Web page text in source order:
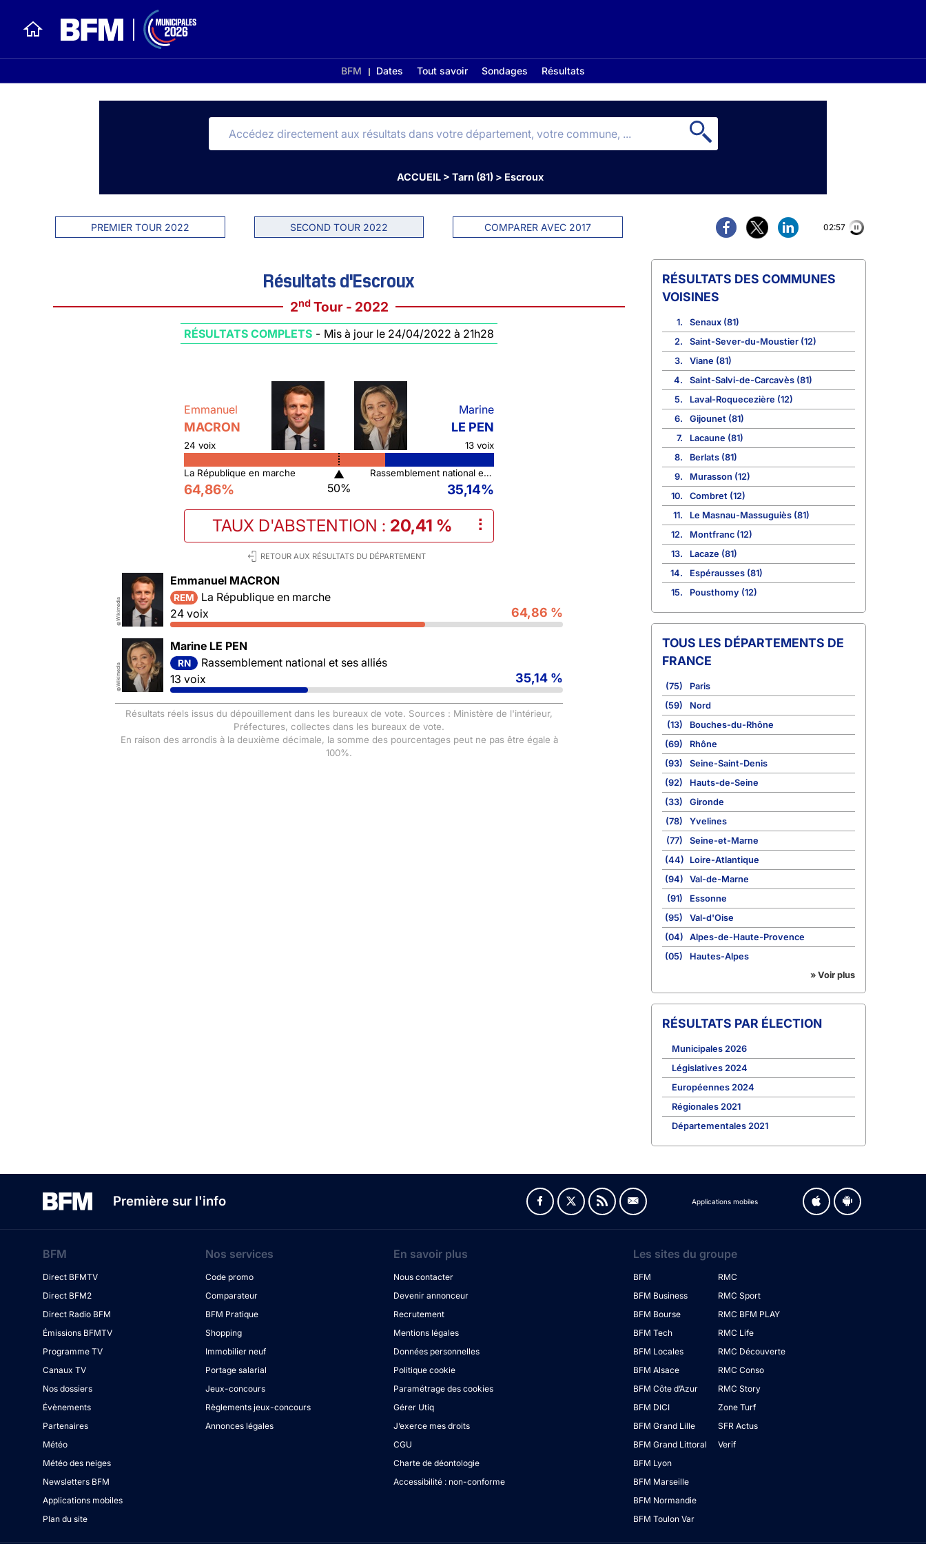
BFM Dates Tout savoir Sondages Résultats
ACCUEIL> Tarn (81)> Escroux
PREMIER TOUR 2022 SECOND TOUR 2022 COMPARER AVEC 2017 02:56
Résultats d'Escroux
2ndTour - 2022
RÉSULTATS COMPLETS - Mis à jour le 24/04/2022 à 21h28
Emmanuel
MACRON
24 voix
Marine
LE PEN
13 voix
La République en marche
64,86%
▲
50%
Rassemblement national et ses alliés
35,14%
TAUX D'ABSTENTION : 20,41 % ⠇
RETOUR AUX RÉSULTATS DU DÉPARTEMENT
©
Wikimedia
Emmanuel MACRON
REM
La République en marche
24 voix
64,86 %
©
Wikimedia
Marine LE PEN
RN
Rassemblement national et ses alliés
13 voix
35,14 %
Résultats réels issus du dépouillement dans les bureaux de vote. Sources : Ministère de l'intérieur,
Préfectures, collectes dans les bureaux de vote.
En raison des arrondis à la deuxième décimale, la somme des pourcentages peut ne pas être égale à
100%.
COMMUNES
VOISINES
1.
Senaux (81)
2.
Saint-Sever-du-Moustier (12)
3.
Viane (81)
4.
Saint-Salvi-de-Carcavès (81)
5.
Laval-Roquecezière (12)
6.
Gijounet (81)
7.
Lacaune (81)
8.
Berlats (81)
9.
Murasson (12)
10.
Combret (12)
11.
Le Masnau-Massuguiès (81)
12.
Montfranc (12)
13.
Lacaze (81)
14.
Espérausses (81)
15.
Pousthomy (12)
TOUS LES DÉPARTEMENTS DE
FRANCE
(75)
Paris
(59)
Nord
(13)
Bouches-du-Rhône
(69)
Rhône
(93)
Seine-Saint-Denis
(92)
Hauts-de-Seine
(33)
Gironde
(78)
Yvelines
(77)
Seine-et-Marne
(44)
Loire-Atlantique
(94)
Val-de-Marne
(91)
Essonne
(95)
Val-d'Oise
(04)
Alpes-de-Haute-Provence
(05)
Hautes-Alpes
» Voir plus
RÉSULTATS PAR ÉLECTION
Municipales 2026
Législatives 2024
Européennes 2024
Régionales 2021
Départementales 2021
Première sur l'info Applications mobiles
BFM
Direct BFMTV
Direct BFM2
Direct Radio BFM
Émissions BFMTV
Programme TV
Canaux TV
Nos dossiers
Évènements
Partenaires
Météo
Météo des neiges
Newsletters BFM
Applications mobiles
Plan du site
Nos services
Code promo
Comparateur
BFM Pratique
Shopping
Immobilier neuf
Portage salarial
Jeux-concours
Règlements jeux-concours
Annonces légales
En savoir plus
Nous contacter
Devenir annonceur
Recrutement
Mentions légales
Données personnelles
Politique cookie
Paramétrage des cookies
Gérer Utiq
J’exerce mes droits
CGU
Charte de déontologie
Accessibilité : non-conforme
Les sites du groupe
BFM
BFM Business
BFM Bourse
BFM Tech
BFM Locales
BFM Alsace
BFM Côte d’Azur
BFM DICI
BFM Grand Lille
BFM Grand Littoral
BFM Lyon
BFM Marseille
BFM Normandie
BFM Toulon Var
RMC
RMC Sport
RMC BFM PLAY
RMC Life
RMC Découverte
RMC Conso
RMC Story
Zone Turf
SFR Actus
Verif